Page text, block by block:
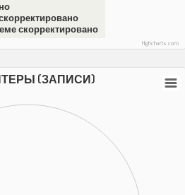
скорректировано
Highcharts.com
(ЗАПИСИ)